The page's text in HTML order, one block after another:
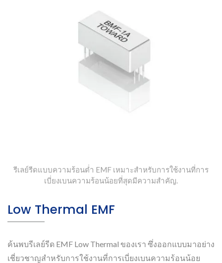
รีเลย์รีดแบบความร้อนต่ำ EMF เหมาะสำหรับการใช้งานที่การ
เบี่ยงเบนความร้อนน้อยที่สุดมีความสำคัญ.
Low Thermal EMF
ค้นพบรีเลย์รีด EMF Low Thermal ของเรา ซึ่งออกแบบมาอย่าง
เชี่ยวชาญสำหรับการใช้งานที่การเบี่ยงเบนความร้อนน้อย